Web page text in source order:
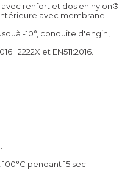
renfort et dos en nylon®
avec membrane
-10°, conduite d'engin,
: 2222X et EN511:2016.
pendant 15 sec.